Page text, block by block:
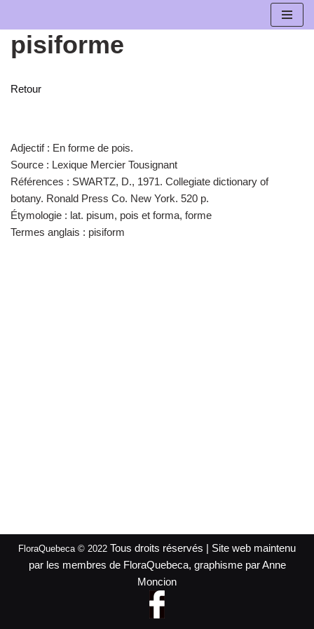
Aller
au
pisiforme
Retour
Adjectif : En forme de pois.
Source : Lexique Mercier Tousignant
Références : SWARTZ, D., 1971. Collegiate dictionary of
botany. Ronald Press Co. New York. 520 p.
Étymologie : lat. pisum, pois et forma, forme
Termes anglais : pisiform
FloraQuebeca © 2022 Tous droits réservés | Site web maintenu
par les membres de FloraQuebeca, graphisme par Anne
Moncion